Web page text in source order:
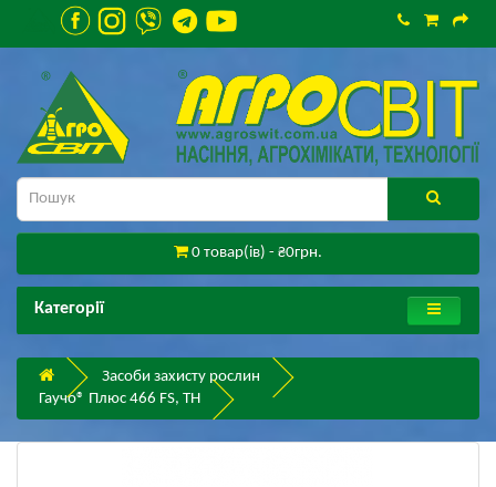
0 товар(ів) - ₴0грн.
Категорії
Засоби захисту рослин
Гаучо® Плюс 466 FS, ТН